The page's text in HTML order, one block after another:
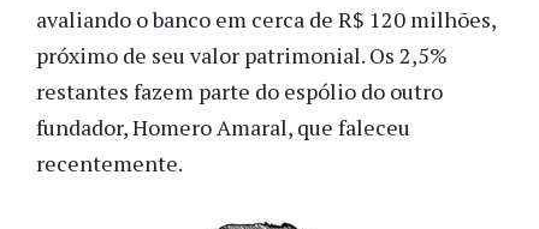
avaliando o banco em cerca de R$ 120 milhões,
próximo de seu valor patrimonial. Os 2,5%
restantes fazem parte do espólio do outro
fundador, Homero Amaral, que faleceu
recentemente.